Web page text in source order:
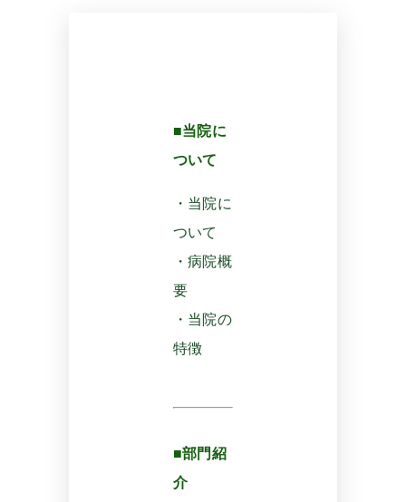
■当院に
ついて
・当院に
ついて
・病院概
要
・当院の
特徴
■部門紹
介